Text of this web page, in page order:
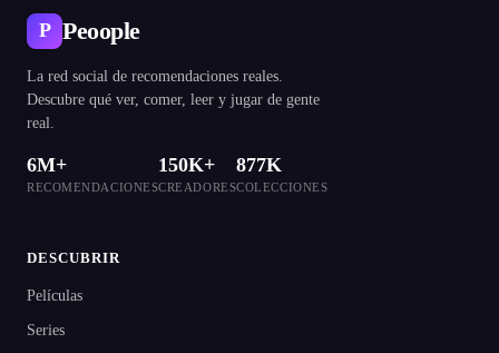
P Peoople
La red social de recomendaciones reales.
Descubre qué ver, comer, leer y jugar de gente
real.
6M+
RECOMENDACIONES
150K+
CREADORES
877K
COLECCIONES
DESCUBRIR
Películas
Series